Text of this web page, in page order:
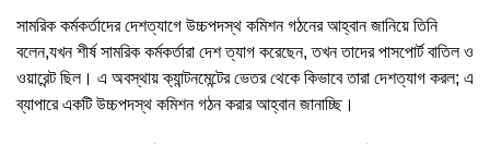
সামরিক কর্মকর্তাদের দেশত্যাগে উচ্চপদস্থ কমিশন গঠনের আহ্বান জানিয়ে তিনি
বলেন,যখন শীর্ষ সামরিক কর্মকর্তারা দেশ ত্যাগ করেছেন, তখন তাদের পাসপোর্ট বাতিল ও
ওয়ারেন্ট ছিল। এ অবস্থায় ক্যান্টনমেন্টের ভেতর থেকে কিভাবে তারা দেশত্যাগ করল; এ
ব্যাপারে একটি উচ্চপদস্থ কমিশন গঠন করার আহ্বান জানাচ্ছি।